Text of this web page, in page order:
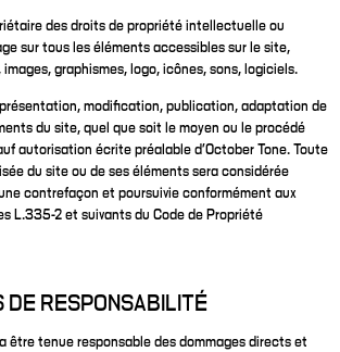
des droits de propriété intellectuelle ou
sur tous les éléments accessibles sur le site,
graphismes, logo, icônes, sons, logiciels.
modification, publication, adaptation de
du site, quel que soit le moyen ou le procédé
autorisation écrite préalable d’October Tone. Toute
du site ou de ses éléments sera considérée
contrefaçon et poursuivie conformément aux
L.335-2 et suivants du Code de Propriété
DE RESPONSABILITÉ
être tenue responsable des dommages directs et